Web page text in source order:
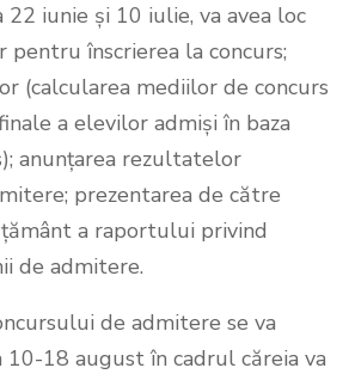
iunie și 10 iulie, va avea loc
înscrierea la concurs;
(calcularea mediilor de concurs
a elevilor admiși în baza
anunțarea rezultatelor
prezentarea de către
a raportului privind
de admitere.
de admitere se va
10-18 august în cadrul căreia va